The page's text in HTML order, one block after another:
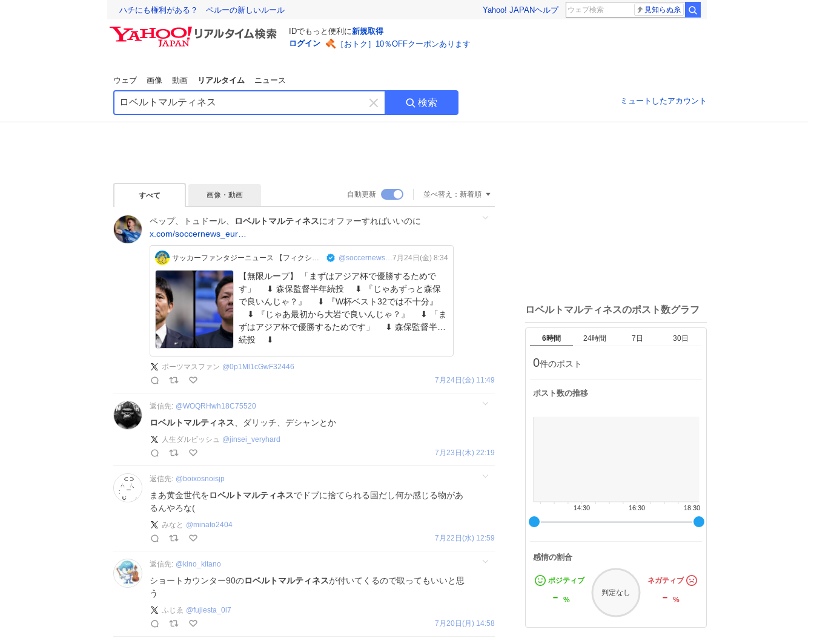
ハチにも権利がある？ ペルーの新しいルール Yahoo! JAPANヘルプ 見知らぬ糸
IDでもっと便利に新規取得
ログイン
［おトク］10％OFFクーポンあります
ウェブ 画像 動画 リアルタイム ニュース
キ
ー
す
検索 ミュートしたアカウント
すべて 画像・動画 自動更新 並べ替え： 新着順
ペップ、トュドール、 ロベルトマルティネスにオファーすればいいのに
x.com/soccernews_eur…
サッカーファンタジーニュース 【フィクション・空想】 @soccernews_euro7月24日(金) 8:34
【無限ループ】 「まずはアジア杯で優勝するためで
す」 ⬇︎ 森保監督半年続投 ⬇︎ 『じゃあずっと森保
で良いんじゃ？』 ⬇︎ 『W杯ベスト32では不十分』
⬇︎ 『じゃあ最初から大岩で良いんじゃ？』 ⬇︎ 「ま
ずはアジア杯で優勝するためです」 ⬇︎ 森保監督半年
続投 ⬇︎
ポーツマスファン @0p1Ml1cGwF32446
7月24日(金) 11:49
返信先: @WOQRHwh18C75520
ロベルトマルティネス 、ダリッチ、デシャンとか
人生ダルビッシュ @jinsei_veryhard
7月23日(木) 22:19
返信先: @ boixosnoisjp
まあ黄金世代をロベルトマルティネスでドブに捨てられる国だし何か感じる物があ
るんやろな(
みなと @minato2404
7月22日(水) 12:59
返信先: @ kino_kitano
ショートカウンター90のロベルトマルティネスが付いてくるので取ってもいいと思
う
ふじゑ @fujiesta_0l7
7月20日(月) 14:58
ロベルトマルティネスのポスト数グラフ
6時間 24時間 7日 30日
0件のポスト
ポスト数の推移
18:30
16:30
14:30
感情の割合
ポジティブ
- %
判定なし
ネガティブ
-%